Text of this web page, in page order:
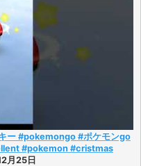
ー #pokemongo #ポケモンgo
#pokemon #cristmas
月25日